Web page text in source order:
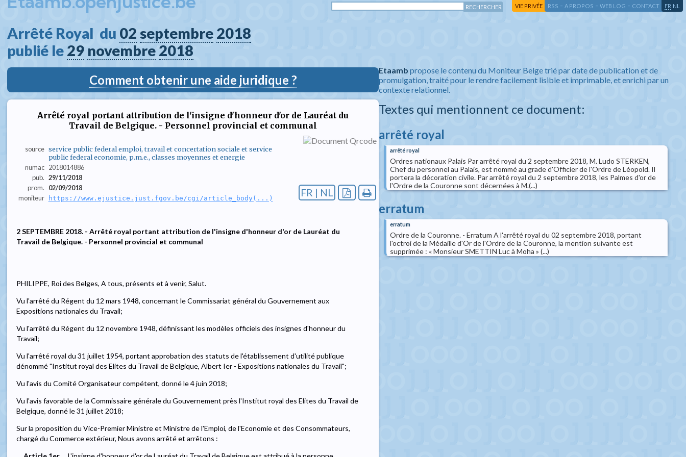
VIE PRIVÉE RSS - A PROPOS - WEB LOG - CONTACT FR NL
Arrêté Royal  du 02 septembre 2018
publié le 29 novembre 2018
Comment obtenir une aide juridique ?
Arrêté royal portant attribution de l'insigne d'honneur d'or de Lauréat du
Travail de Belgique. - Personnel provincial et communal
source service public federal emploi, travail et concertation sociale et service
public federal economie, p.m.e., classes moyennes et energie
numac 2018014886
pub. 29/11/2018
prom.
02/09/2018
moniteur
https://www.ejustice.just.fgov.be/cgi/article_body(...) FR | NL
2 SEPTEMBRE 2018. - Arrêté royal portant attribution de l'insigne d'honneur d'or de Lauréat du
Travail de Belgique. - Personnel provincial et communal
PHILIPPE, Roi des Belges, A tous, présents et à venir, Salut.
Vu l'arrêté du Régent du 12 mars 1948, concernant le Commissariat général du Gouvernement aux
Expositions nationales du Travail;
Vu l'arrêté du Régent du 12 novembre 1948, définissant les modèles officiels des insignes d'honneur du
Travail;
Vu l'arrêté royal du 31 juillet 1954, portant approbation des statuts de l'établissement d'utilité publique
dénommé "Institut royal des Elites du Travail de Belgique, Albert Ier - Expositions nationales du Travail";
Vu l'avis du Comité Organisateur compétent, donné le 4 juin 2018;
Vu l'avis favorable de la Commissaire générale du Gouvernement près l'Institut royal des Elites du Travail de
Belgique, donné le 31 juillet 2018;
Sur la proposition du Vice-Premier Ministre et Ministre de l'Emploi, de l'Economie et des Consommateurs,
chargé du Commerce extérieur, Nous avons arrêté et arrêtons :
Etaamb propose le contenu du Moniteur Belge trié par date de publication et de
promulgation, traité pour le rendre facilement lisible et imprimable, et enrichi par un
contexte relationnel.
Textes qui mentionnent ce document:
arrêté royal
arrêté royal
Ordres nationaux Palais Par arrêté royal du 2 septembre 2018, M. Ludo STERKEN,
Chef du personnel au Palais, est nommé au grade d'Officier de l'Ordre de Léopold. Il
portera la décoration civile. Par arrêté royal du 2 septembre 2018, les Palmes d'or de
l'Ordre de la Couronne sont décernées à M.(...)
erratum
erratum
Ordre de la Couronne. - Erratum A l'arrêté royal du 02 septembre 2018, portant
l'octroi de la Médaille d'Or de l'Ordre de la Couronne, la mention suivante est
supprimée : « Monsieur SMETTIN Luc à Moha » (...)